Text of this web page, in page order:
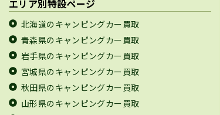
エリア別特設ページ
北海道のキャンピングカー買取
青森県のキャンピングカー買取
岩手県のキャンピングカー買取
宮城県のキャンピングカー買取
秋田県のキャンピングカー買取
山形県のキャンピングカー買取